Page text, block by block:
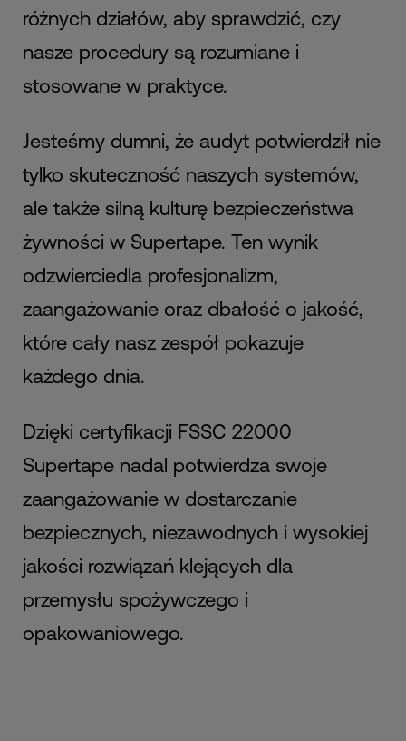
różnych działów, aby sprawdzić, czy
nasze procedury są rozumiane i
stosowane w praktyce.
Jesteśmy dumni, że audyt potwierdził nie
tylko skuteczność naszych systemów,
ale także silną kulturę bezpieczeństwa
żywności w Supertape. Ten wynik
odzwierciedla profesjonalizm,
zaangażowanie oraz dbałość o jakość,
które cały nasz zespół pokazuje
każdego dnia.
Dzięki certyfikacji FSSC 22000
Supertape nadal potwierdza swoje
zaangażowanie w dostarczanie
bezpiecznych, niezawodnych i wysokiej
jakości rozwiązań klejących dla
przemysłu spożywczego i
opakowaniowego.